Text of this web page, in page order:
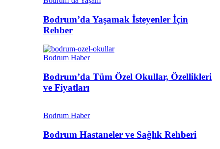
Bodrum’da Yaşamak İsteyenler İçin
Rehber
Bodrum Haber
Bodrum’da Tüm Özel Okullar, Özellikleri
ve Fiyatları
Bodrum Haber
Bodrum Hastaneler ve Sağlık Rehberi